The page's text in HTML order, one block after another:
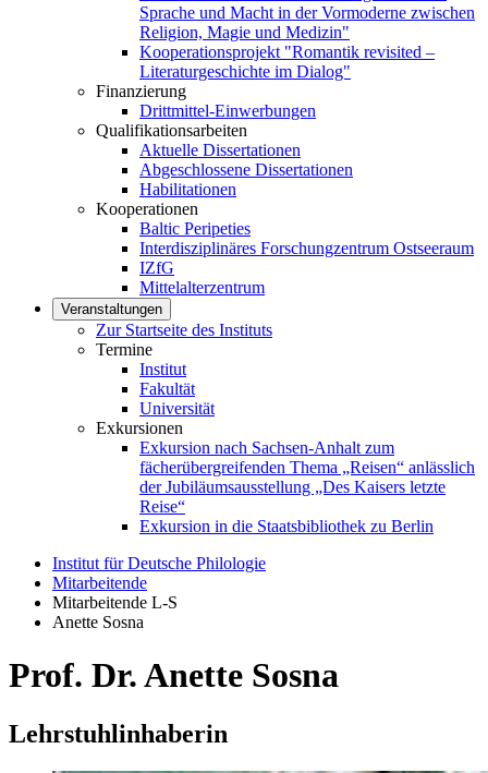
Sprache und Macht in der Vormoderne zwischen
Religion, Magie und Medizin"
Kooperationsprojekt "Romantik revisited –
Literaturgeschichte im Dialog"
Finanzierung
Drittmittel-Einwerbungen
Qualifikationsarbeiten
Aktuelle Dissertationen
Abgeschlossene Dissertationen
Habilitationen
Kooperationen
Baltic Peripeties
Interdisziplinäres Forschungzentrum Ostseeraum
IZfG
Mittelalterzentrum
Veranstaltungen
Zur Startseite des Instituts
Termine
Institut
Fakultät
Universität
Exkursionen
Exkursion nach Sachsen-Anhalt zum
fächerübergreifenden Thema „Reisen“ anlässlich
der Jubiläumsausstellung „Des Kaisers letzte
Reise“
Exkursion in die Staatsbibliothek zu Berlin
Institut für Deutsche Philologie
Mitarbeitende
Mitarbeitende L-S
Anette Sosna
Prof. Dr. Anette Sosna
Lehrstuhlinhaberin